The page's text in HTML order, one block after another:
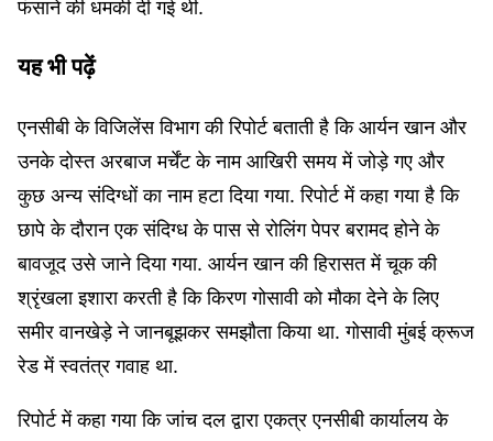
फंसाने की धमकी दी गई थी.
यह भी पढ़ें
एनसीबी के विजिलेंस विभाग की रिपोर्ट बताती है कि आर्यन खान और
उनके दोस्त अरबाज मर्चेंट के नाम आखिरी समय में जोड़े गए और
कुछ अन्य संदिग्धों का नाम हटा दिया गया. रिपोर्ट में कहा गया है कि
छापे के दौरान एक संदिग्ध के पास से रोलिंग पेपर बरामद होने के
बावजूद उसे जाने दिया गया. आर्यन खान की हिरासत में चूक की
श्रृंखला इशारा करती है कि किरण गोसावी को मौका देने के लिए
समीर वानखेड़े ने जानबूझकर समझौता किया था. गोसावी मुंबई क्रूज
रेड में स्वतंत्र गवाह था.
रिपोर्ट में कहा गया कि जांच दल द्वारा एकत्र एनसीबी कार्यालय के